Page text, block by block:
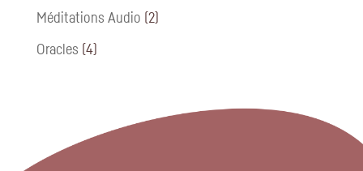
produits
Méditations Audio 22
Oracles 44